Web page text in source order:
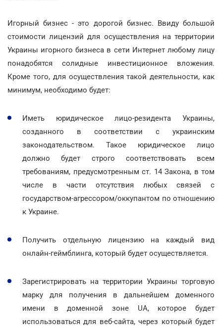
Игорный бизнес - это дорогой бизнес. Ввиду большой
стоимости лицензий для осуществления на территории
Украины игорного бизнеса в сети Интернет любому лицу
понадобятся солидные инвестиционное вложения.
Кроме того, для осуществления такой деятельности, как
минимум, необходимо будет:
Иметь юридическое лицо-резидента Украины,
созданного в соответствии с украинским
законодательством. Такое юридическое лицо
должно будет строго соответствовать всем
требованиям, предусмотренным ст. 14 Закона, в том
числе в части отсутствия любых связей с
государством-агрессором/оккупантом по отношению
к Украине.
Получить отдельную лицензию на каждый вид
онлайн-геймблинга, который будет осуществляется.
Зарегистрировать на территории Украины торговую
марку для получения в дальнейшем доменного
имени в доменной зоне UA, которое будет
использоваться для веб-сайта, через который будет